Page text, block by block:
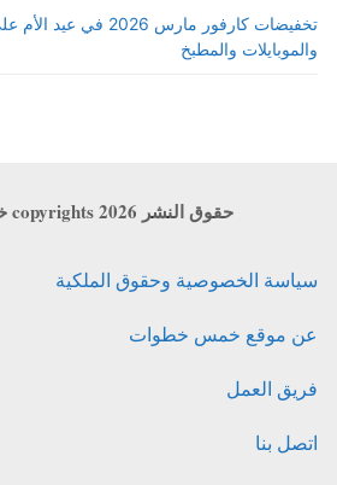
تخفيضات كارفور مارس
والموبايلات والمطبخ
حقوق النشر copyrights 2026 خمس خطوات
سياسة الخصوصية وحقوق الملكية
عن موقع خمس خطوات
فريق العمل
اتصل بنا